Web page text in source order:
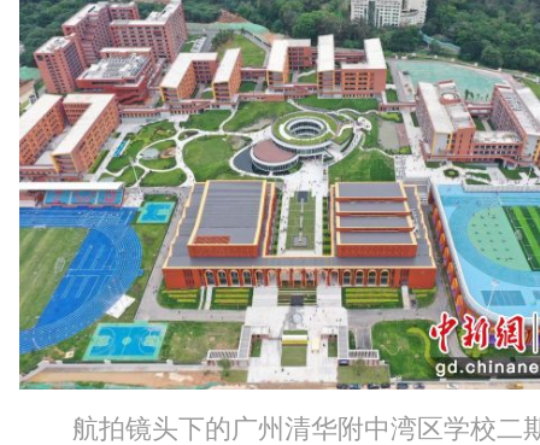
航拍镜头下的广州清华附中湾区学校二